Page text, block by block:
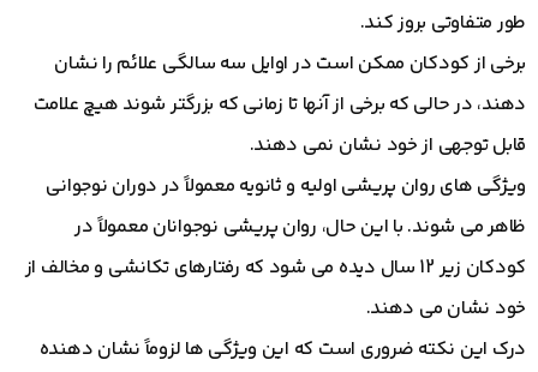
طور متفاوتی بروز کند.
برخی از کودکان ممکن است در اوایل سه سالگی علائم را نشان
دهند، در حالی که برخی از آنها تا زمانی که بزرگتر شوند هیچ علامت
قابل توجهی از خود نشان نمی دهند.
ویژگی های روان پریشی اولیه و ثانویه معمولاً در دوران نوجوانی
ظاهر می شوند. با این حال، روان پریشی نوجوانان معمولاً در
کودکان زیر 12 سال دیده می شود که رفتارهای تکانشی و مخالف از
خود نشان می دهند.
درک این نکته ضروری است که این ویژگی ها لزوماً نشان دهنده